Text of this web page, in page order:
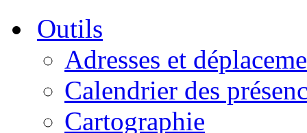
Outils
Adresses et
Calendrier des
Cartographie